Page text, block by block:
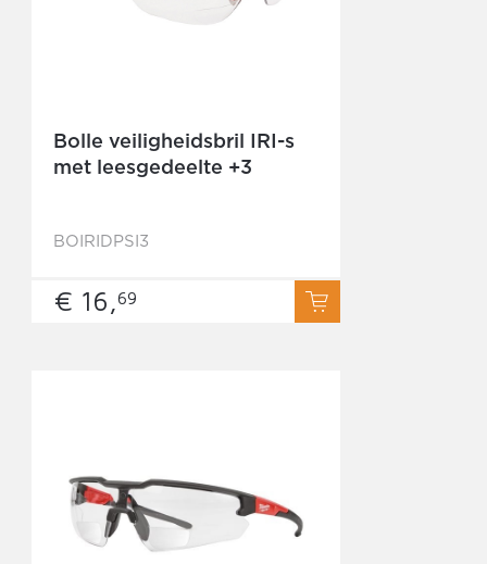
Bolle veiligheidsbril IRI-s
met leesgedeelte +3
BOIRIDPSI3
€ 16,69